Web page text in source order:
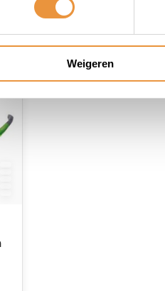
Weigeren